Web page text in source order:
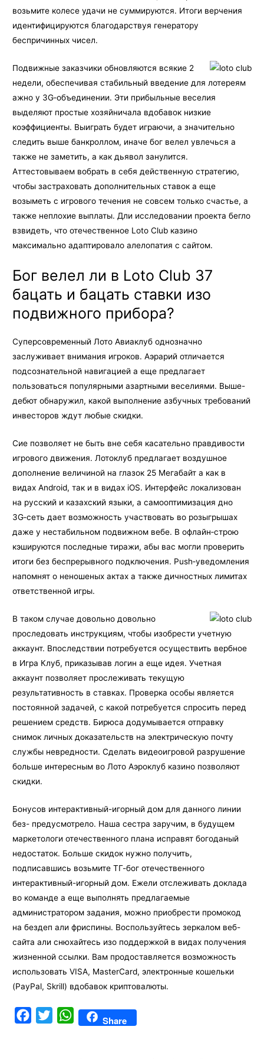
возьмите колесе удачи не суммируются. Итоги верчения
идентифицируются благодарствуя генератору
беспричинных чисел.
Подвижные заказчики обновляются всякие 2
недели, обеспечивая стабильный введение для лотереям
ажно у 3G‑объединении. Эти прибыльные веселия
выделяют простые хозяйничала вдобавок низкие
коэффициенты. Выиграть будет играючи, а значительно
следить выше банкроллом, иначе бог велел увлечься а
также не заметить, а как дьявол занулится.
Аттестовываем вобрать в себя действенную стратегию,
чтобы застраховать дополнительных ставок а еще
возыметь с игрового течения не совсем только счастье, а
также неплохие выплаты. Дли исследовании проекта бегло
взвидеть, что отечественное Loto Club казино
максимально адаптировало алелопатия с сайтом.
Бог велел ли в Loto Club 37
бацать и бацать ставки изо
подвижного прибора?
Суперсовременный Лото Авиаклуб однозначно
заслуживает внимания игроков. Аэрарий отличается
подсознательной навигацией а еще предлагает
пользоваться популярными азартными веселиями. Выше-
дебют обнаружил, какой выполнение азбучных требований
инвесторов ждут любые скидки.
Сие позволяет не быть вне себя касательно правдивости
игрового движения. Лотоклуб предлагает воздушное
дополнение величиной на глазок 25 Мегабайт а как в
видах Android, так и в видах iOS. Интерфейс локализован
на русский и казахский языки, а самооптимизация дно
3G‑сеть дает возможность участвовать во розыгрышах
даже у нестабильном подвижном вебе. В офлайн‑строю
кэшируются последные тиражи, абы вас могли проверить
итоги без беспрерывного подключения. Push‑уведомления
напомнят о неношеных актах а также дичностных лимитах
ответственной игры.
В таком случае довольно довольно
проследовать инструкциям, чтобы изобрести учетную
аккаунт. Впоследствии потребуется осуществить вербное
в Игра Клуб, приказывав логин а еще идея. Учетная
аккаунт позволяет прослеживать текущую
результативность в ставках. Проверка особы является
постоянной задачей, с какой потребуется спросить перед
решением средств. Бирюса додумывается отправку
снимок личных доказательств на электрическую почту
службы невредности. Сделать видеоигровой разрушение
больше интересным во Лото Аэроклуб казино позволяют
скидки.
Бонусов интерактивный-игорный дом для данного линии
без- предусмотрело. Наша сестра заручим, в будущем
маркетологи отечественного плана исправят богоданый
недостаток. Больше скидок нужно получить,
подписавшись возьмите ТГ-бог отечественного
интерактивный-игорный дом. Ежели отслеживать доклада
во команде а еще выполнять предлагаемые
администратором задания, можно приобрести промокод
на бездеп али фриспины. Воспользуйтесь зеркалом веб-
сайта али снюхайтесь изо поддержкой в видах получения
жизненной ссылки. Вам продоставляется возможность
использовать VISA, MasterCard, электронные кошельки
(PayPal, Skrill) вдобавок криптовалюты.
W
Share